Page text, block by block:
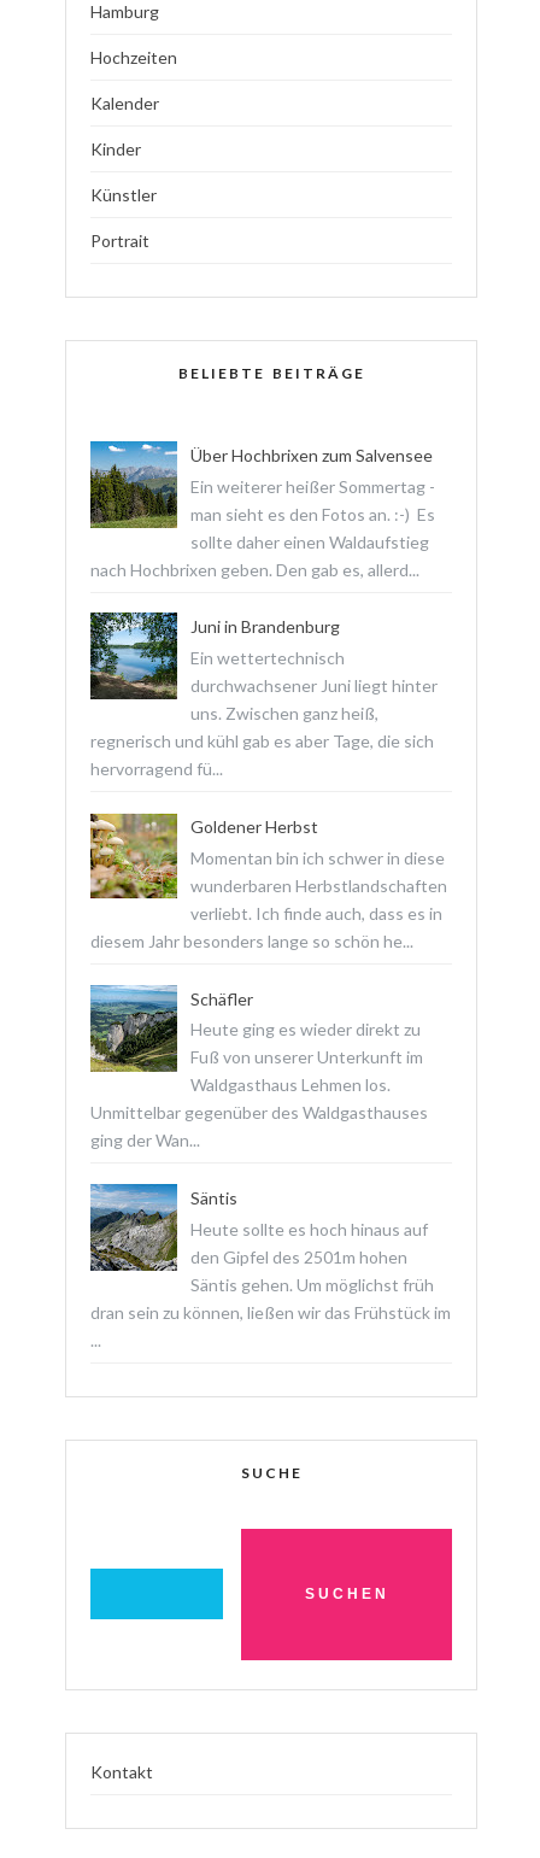
Hamburg
Hochzeiten
Kalender
Kinder
Künstler
Portrait
BELIEBTE BEITRÄGE
Über Hochbrixen zum Salvensee
Ein weiterer heißer Sommertag -
man sieht es den Fotos an. :-) Es
sollte daher einen Waldaufstieg
nach Hochbrixen geben. Den gab es, allerd...
Juni in Brandenburg
Ein wettertechnisch
durchwachsener Juni liegt hinter
uns. Zwischen ganz heiß,
regnerisch und kühl gab es aber Tage, die sich
hervorragend fü...
Goldener Herbst
Momentan bin ich schwer in diese
wunderbaren Herbstlandschaften
verliebt. Ich finde auch, dass es in
diesem Jahr besonders lange so schön he...
Schäfler
Heute ging es wieder direkt zu
Fuß von unserer Unterkunft im
Waldgasthaus Lehmen los.
Unmittelbar gegenüber des Waldgasthauses
ging der Wan...
Säntis
Heute sollte es hoch hinaus auf
den Gipfel des 2501m hohen
Säntis gehen. Um möglichst früh
dran sein zu können, ließen wir das Frühstück im
...
SUCHE
Kontakt